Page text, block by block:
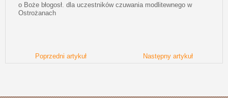
o Boże błogosł. dla uczestników czuwania modlitewnego w
Ostrożanach
Poprzedni artykuł Następny artykuł